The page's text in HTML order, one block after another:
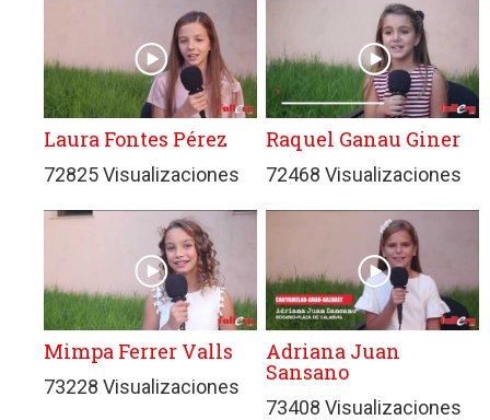
Laura Fontes Pérez
72825 Visualizaciones
Raquel Ganau Giner
72468 Visualizaciones
Mimpa Ferrer Valls
73228 Visualizaciones
Adriana Juan
Sansano
73408 Visualizaciones